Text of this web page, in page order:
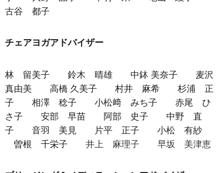
古谷 都子
チェアヨガアドバイザー
林 留美子 鈴木 晴雄 中鉢 美奈子 麦沢
真由美 高橋 久美子 村井 麻希 杉浦 正
子 相澤 稔子 小松﨑 みち子 赤尾 ひ
さ子 安部 早苗 阿部 史子 中野 直
子 音羽 美見 片平 正子 小松 有紗
曽根 千栄子 井上 麻理子 早坂 美津恵